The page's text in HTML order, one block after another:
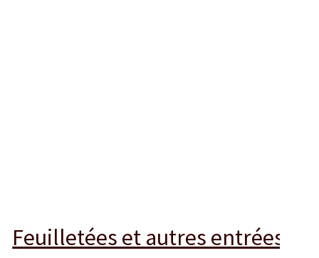
feuilletées et autres entrées